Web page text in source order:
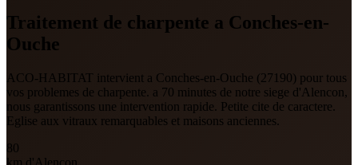
Traitement de charpente a Conches-en-
Ouche
ACO-HABITAT intervient a Conches-en-Ouche (27190) pour tous
vos problemes de charpente. a 70 minutes de notre siege d'Alencon,
nous garantissons une intervention rapide. Petite cite de caractere.
Eglise aux vitraux remarquables et maisons anciennes.
80
km d'Alencon